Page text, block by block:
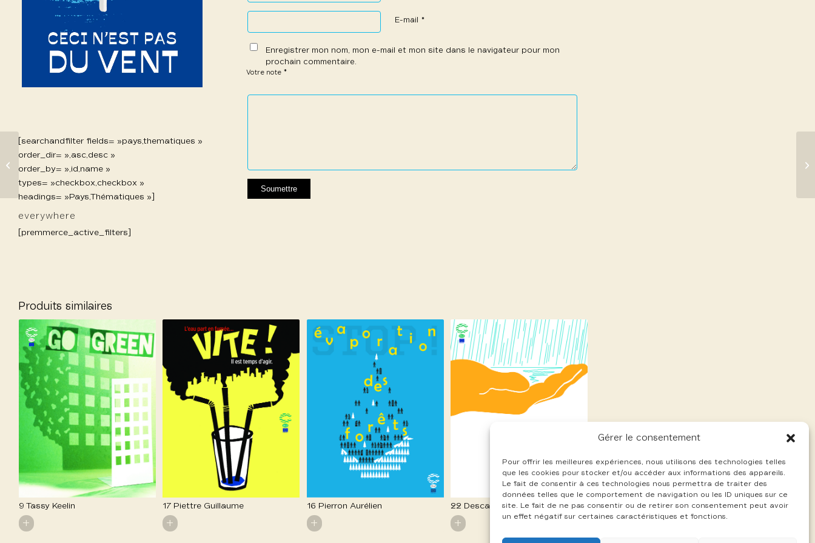
Gérer le consentement
Pour offrir les meilleures expériences, nous utilisons des technologies telles
que les cookies pour stocker et/ou accéder aux informations des appareils.
Le fait de consentir à ces technologies nous permettra de traiter des
données telles que le comportement de navigation ou les ID uniques sur ce
site. Le fait de ne pas consentir ou de retirer son consentement peut avoir
un effet négatif sur certaines caractéristiques et fonctions.
[searchandfilter fields= »pays,thematiques »
order_dir= »,asc,desc »
order_by= »,id,name »
types= »checkbox,checkbox »
headings= »Pays,Thématiques »]
everywhere
[premmerce_active_filters]
E-mail *
Enregistrer mon nom, mon e-mail et mon site dans le navigateur pour mon
prochain commentaire.
Votre note *
1 étoile
2 étoiles
3 étoiles
4 étoiles
5 étoiles
Produits similaires
9 Tassy Keelin
+
17 Piettre Guillaume
+
16 Pierron Aurélien
+
22 Descamps Pauline
+